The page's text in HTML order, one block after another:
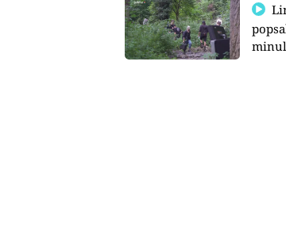
Linda Rybová